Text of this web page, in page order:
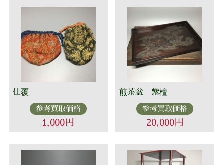
仕覆
参考買取価格
1,000円
煎茶盆 紫檀
参考買取価格
20,000円